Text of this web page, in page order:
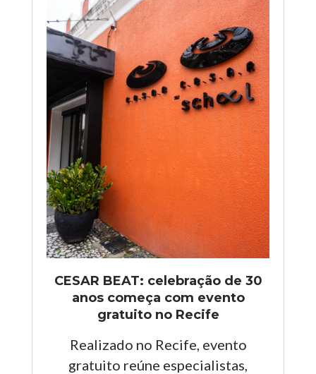
CESAR BEAT: celebração de 30
anos começa com evento
gratuito no Recife
Realizado no Recife, evento
gratuito reúne especialistas,